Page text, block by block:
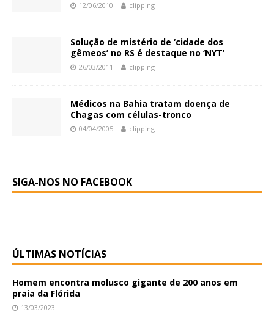
12/06/2010 clipping
Solução de mistério de ‘cidade dos
gêmeos’ no RS é destaque no ‘NYT’
26/03/2011 clipping
Médicos na Bahia tratam doença de
Chagas com células-tronco
04/04/2005 clipping
SIGA-NOS NO FACEBOOK
ÚLTIMAS NOTÍCIAS
Homem encontra molusco gigante de 200 anos em
praia da Flórida
13/03/2023